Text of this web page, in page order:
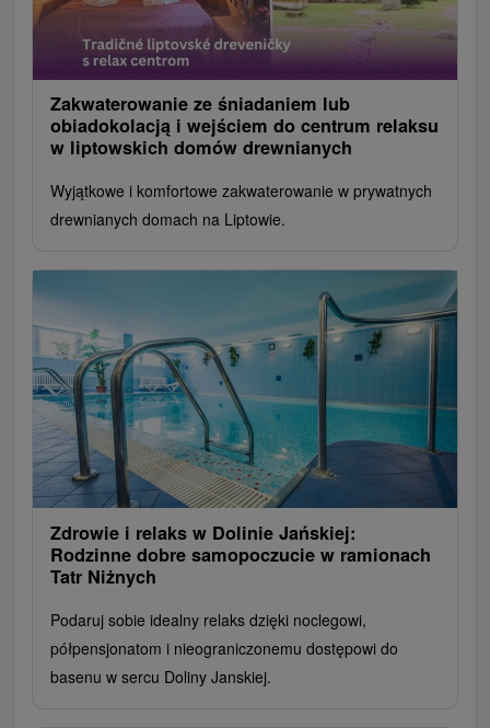
Zakwaterowanie ze śniadaniem lub
obiadokolacją i wejściem do centrum relaksu
w liptowskich domów drewnianych
Wyjątkowe i komfortowe zakwaterowanie w prywatnych
drewnianych domach na Liptowie.
Zdrowie i relaks w Dolinie Jańskiej:
Rodzinne dobre samopoczucie w ramionach
Tatr Niżnych
Podaruj sobie idealny relaks dzięki noclegowi,
półpensjonatom i nieograniczonemu dostępowi do
basenu w sercu Doliny Janskiej.